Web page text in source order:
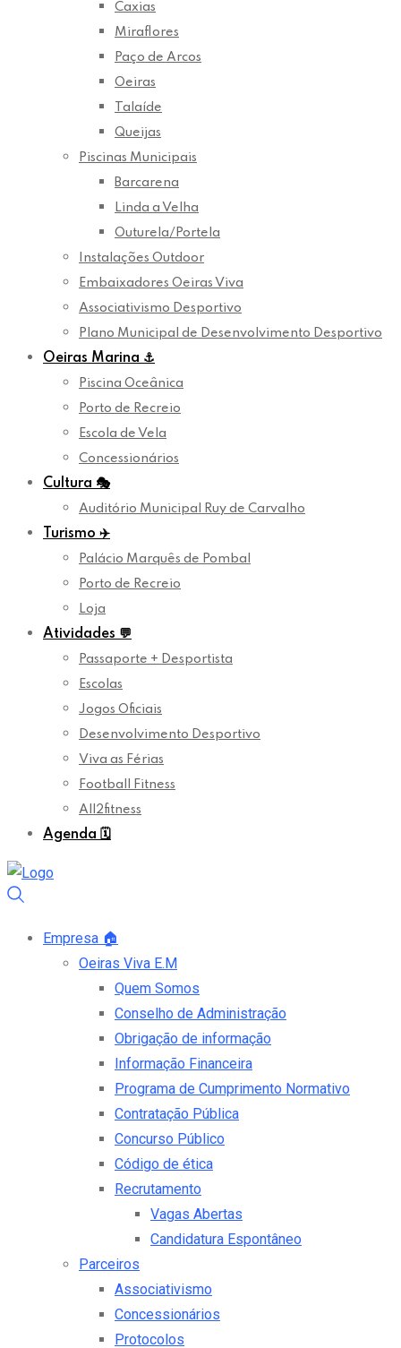
Caxias
Miraflores
Paço de Arcos
Oeiras
Talaíde
Queijas
Piscinas Municipais
Barcarena
Linda a Velha
Outurela/Portela
Instalações Outdoor
Embaixadores Oeiras Viva
Associativismo Desportivo
Plano Municipal de Desenvolvimento Desportivo
Oeiras Marina ⚓
Piscina Oceânica
Porto de Recreio
Escola de Vela
Concessionários
Cultura 🎭
Auditório Municipal Ruy de Carvalho
Turismo ✈️
Palácio Marquês de Pombal
Porto de Recreio
Loja
Atividades 💬
Passaporte + Desportista
Escolas
Jogos Oficiais
Desenvolvimento Desportivo
Viva as Férias
Football Fitness
All2fitness
Agenda 🗓️
Empresa 🏠
Oeiras Viva E.M
Quem Somos
Conselho de Administração
Obrigação de informação
Informação Financeira
Programa de Cumprimento Normativo
Contratação Pública
Concurso Público
Código de ética
Recrutamento
Vagas Abertas
Candidatura Espontâneo
Parceiros
Associativismo
Concessionários
Protocolos